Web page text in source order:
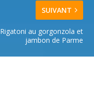
SUIVANT
Rigatoni au gorgonzola et
jambon de Parme